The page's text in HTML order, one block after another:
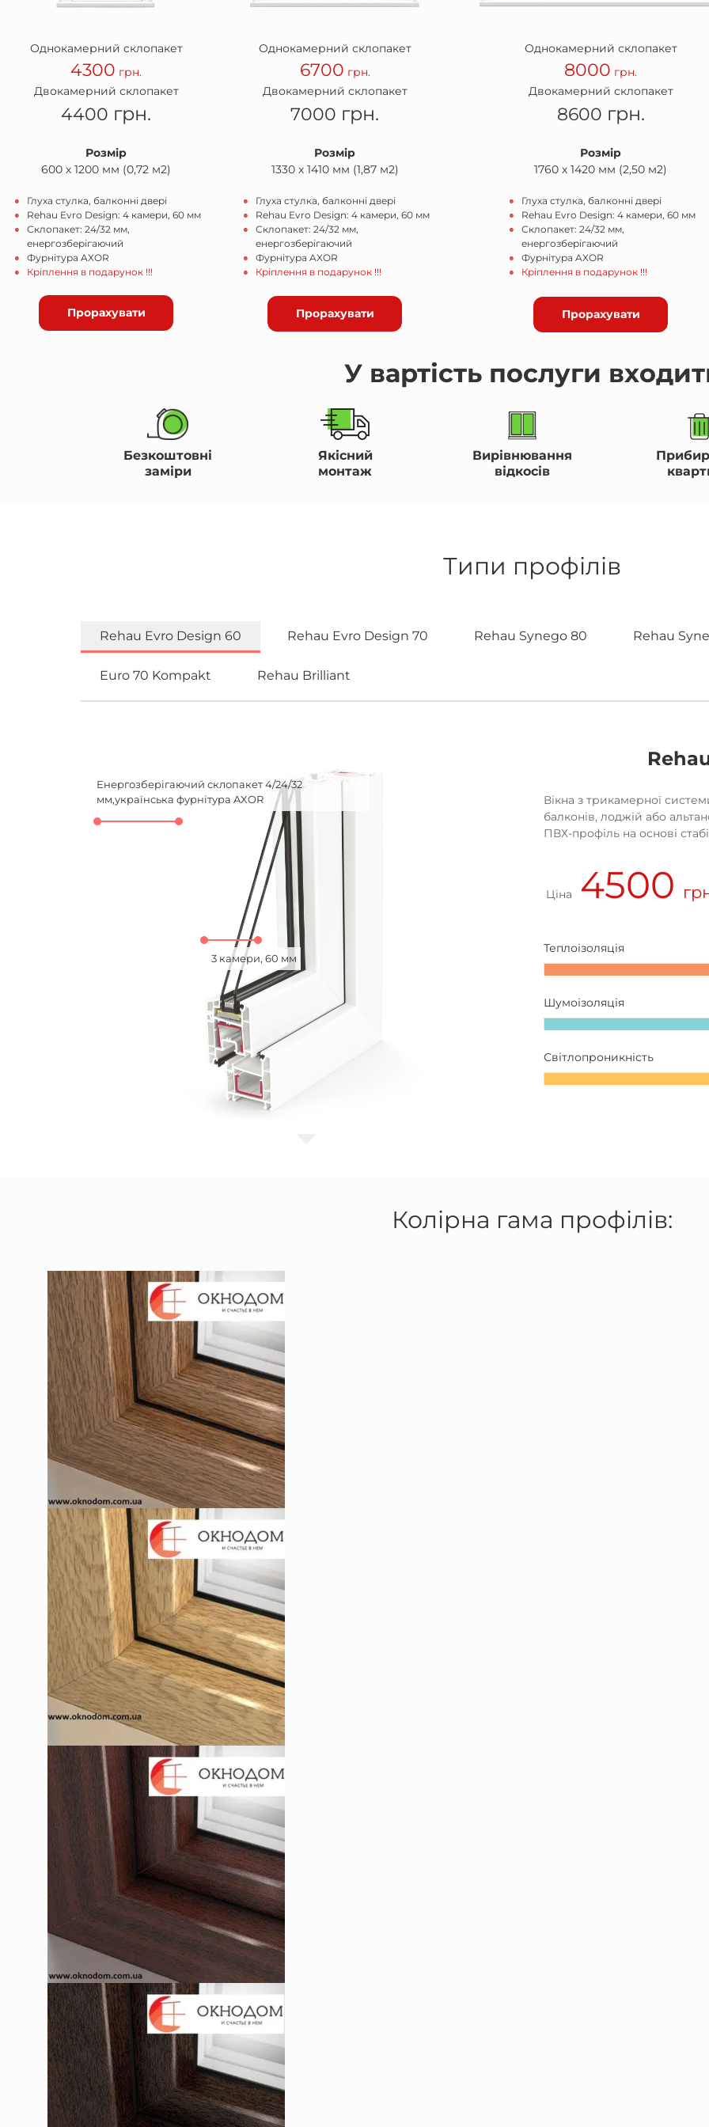
Однокамерний склопакет
4300 грн.
Двокамерний склопакет
4400 грн.
Розмір
600 х 1200 мм (0,72 м2)
Глуха стулка, балконні двері
Rehau Evro Design: 4 камери, 60 мм
Склопакет: 24/32 мм,
енергозберігаючий
Фурнітура AXOR
Кріплення в подарунок !!!
Прорахувати
Однокамерний склопакет
6700 грн.
Двокамерний склопакет
7000 грн.
Розмір
1330 х 1410 мм (1,87 м2)
Глуха стулка, балконні двері
Rehau Evro Design: 4 камери, 60 мм
Склопакет: 24/32 мм,
енергозберігаючий
Фурнітура AXOR
Кріплення в подарунок !!!
Прорахувати
Однокамерний склопакет
8000 грн.
Двокамерний склопакет
8600 грн.
Розмір
1760 х 1420 мм (2,50 м2)
Глуха стулка, балконні двері
Rehau Evro Design: 4 камери, 60 мм
Склопакет: 24/32 мм,
енергозберігаючий
Фурнітура AXOR
Кріплення в подарунок !!!
Прорахувати
У вартість послуги
Безкоштовні
заміри
Якісний
монтаж
Вирівнювання
відкосів
Типи профілів
Rehau Evro Design 60 Rehau Evro Design 70 Rehau Synego 80 Rehau
Euro 70 Kompakt Rehau Brilliant
Енергозберігаючий склопакет 4/24/32
мм,українська фурнітура AXOR
3 камери, 60 мм
Вікна з трикамерної
балконів, лоджій або
ПВХ-профіль на основі
Ціна 4500
Теплоізоляція
Шумоізоляція
Світлопроникність
Колірна гама профілів: